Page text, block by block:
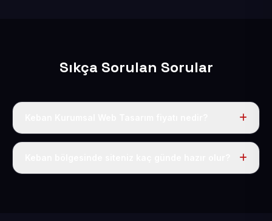
Sıkça Sorulan Sorular
Tek fiyat uygulanır: yıllık 50 USD + KDV. Bu bedele alan